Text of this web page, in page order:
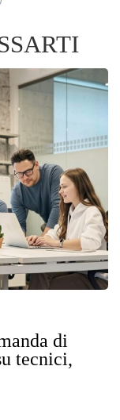
di
tecnici,